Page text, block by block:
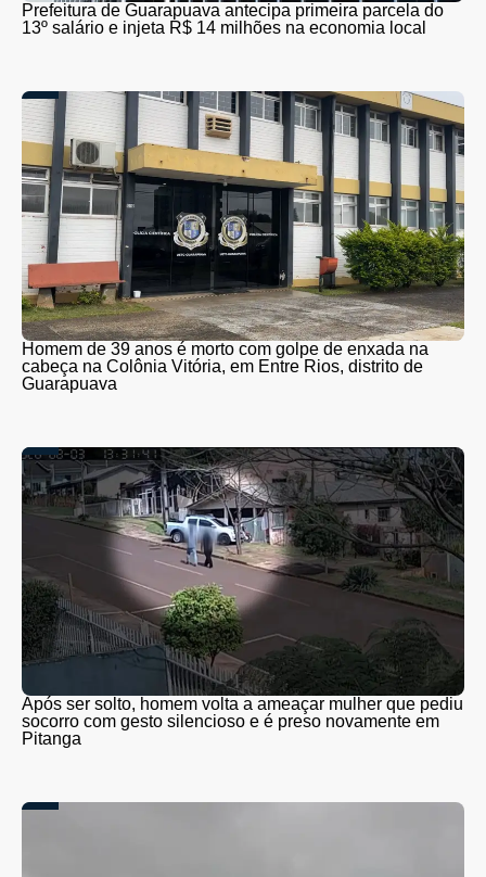
Prefeitura de Guarapuava antecipa primeira parcela do
13º salário e injeta R$ 14 milhões na economia local
Homem de 39 anos é morto com golpe de enxada na
cabeça na Colônia Vitória, em Entre Rios, distrito de
Guarapuava
Após ser solto, homem volta a ameaçar mulher que pediu
socorro com gesto silencioso e é preso novamente em
Pitanga